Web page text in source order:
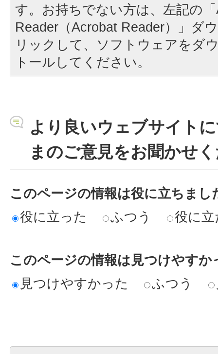
す。お持ちでない方は、左記の
Reader（Acrobat Reader）」ダ
リックして、ソフトウェアをダ
トールしてください。
より良いウェブサイト
まのご意見をお聞かせ
このページの情報は役に立ちまし
役に立った
ふつう 役に
このページの情報は見つけやすか
見つけやすかった
ふつう